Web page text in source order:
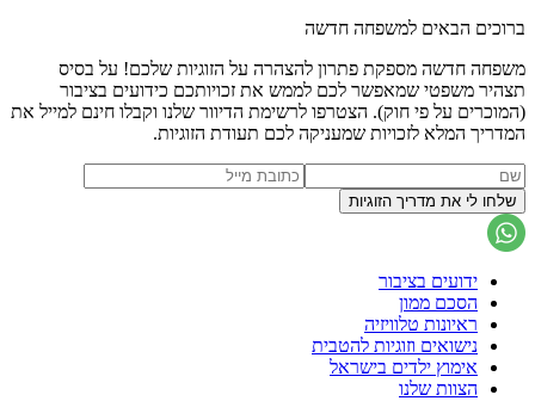
ברוכים הבאים למשפחה חדשה
משפחה חדשה מספקת פתרון להצהרה על הזוגיות שלכם! על בסיס
תצהיר משפטי שמאפשר לכם לממש את זכויותכם כידועים בציבור
(המוכרים על פי חוק). הצטרפו לרשימת הדיוור שלנו וקבלו חינם למייל את
המדריך המלא לזכויות שמעניקה לכם תעודת הזוגיות.
ידועים בציבור
הסכם ממון
ראיונות טלוויזיה
נישואים וזוגיות להטבית
אימוץ ילדים בישראל
הצוות שלנו